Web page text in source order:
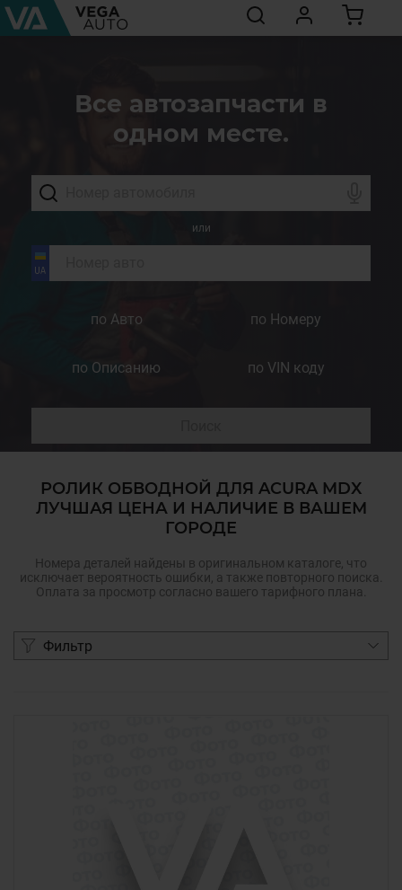
Все автозапчасти в
одном месте.
или
по Авто по Номеру
по Описанию по VIN коду
РОЛИК ОБВОДНОЙ ДЛЯ ACURA MDX
ЛУЧШАЯ ЦЕНА И НАЛИЧИЕ В ВАШЕМ
ГОРОДЕ
Номера деталей найдены в оригинальном каталоге, что
исключает вероятность ошибки, а также повторного поиска.
Оплата за просмотр согласно вашего тарифного плана.
Фильтр